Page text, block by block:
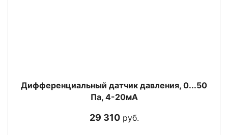
Дифференциальный датчик давления, 0...50
Па, 4-20мА
29 310руб.